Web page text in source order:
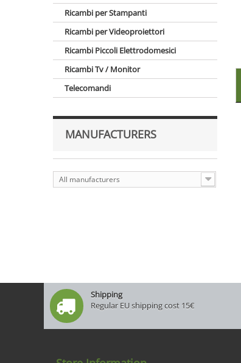
Ricambi per Stampanti
Ricambi per Videoproiettori
Ricambi Piccoli Elettrodomesici
Ricambi Tv / Monitor
Telecomandi
MANUFACTURERS
All manufacturers
Shipping
Regular EU shipping cost 15€